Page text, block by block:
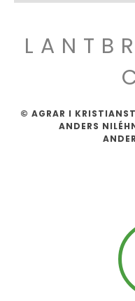
© AGRAR I
ANDERS